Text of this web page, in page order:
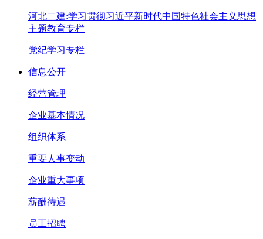
河北二建:学习贯彻习近平新时代中国特色社会主义思想
主题教育专栏
党纪学习专栏
信息公开
经营管理
企业基本情况
组织体系
重要人事变动
企业重大事项
薪酬待遇
员工招聘